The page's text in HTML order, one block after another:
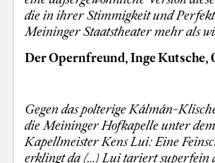
die in ihrer Stimmigkeit und
Meininger Staatstheater mehr als
Der Opernfreund, Inge Kutsche,
Gegen das polterige Kálmán-
die Meininger Hofkapelle unter
Kapellmeister Kens Lui: Eine
erklingt da (…) Lui tariert superfein